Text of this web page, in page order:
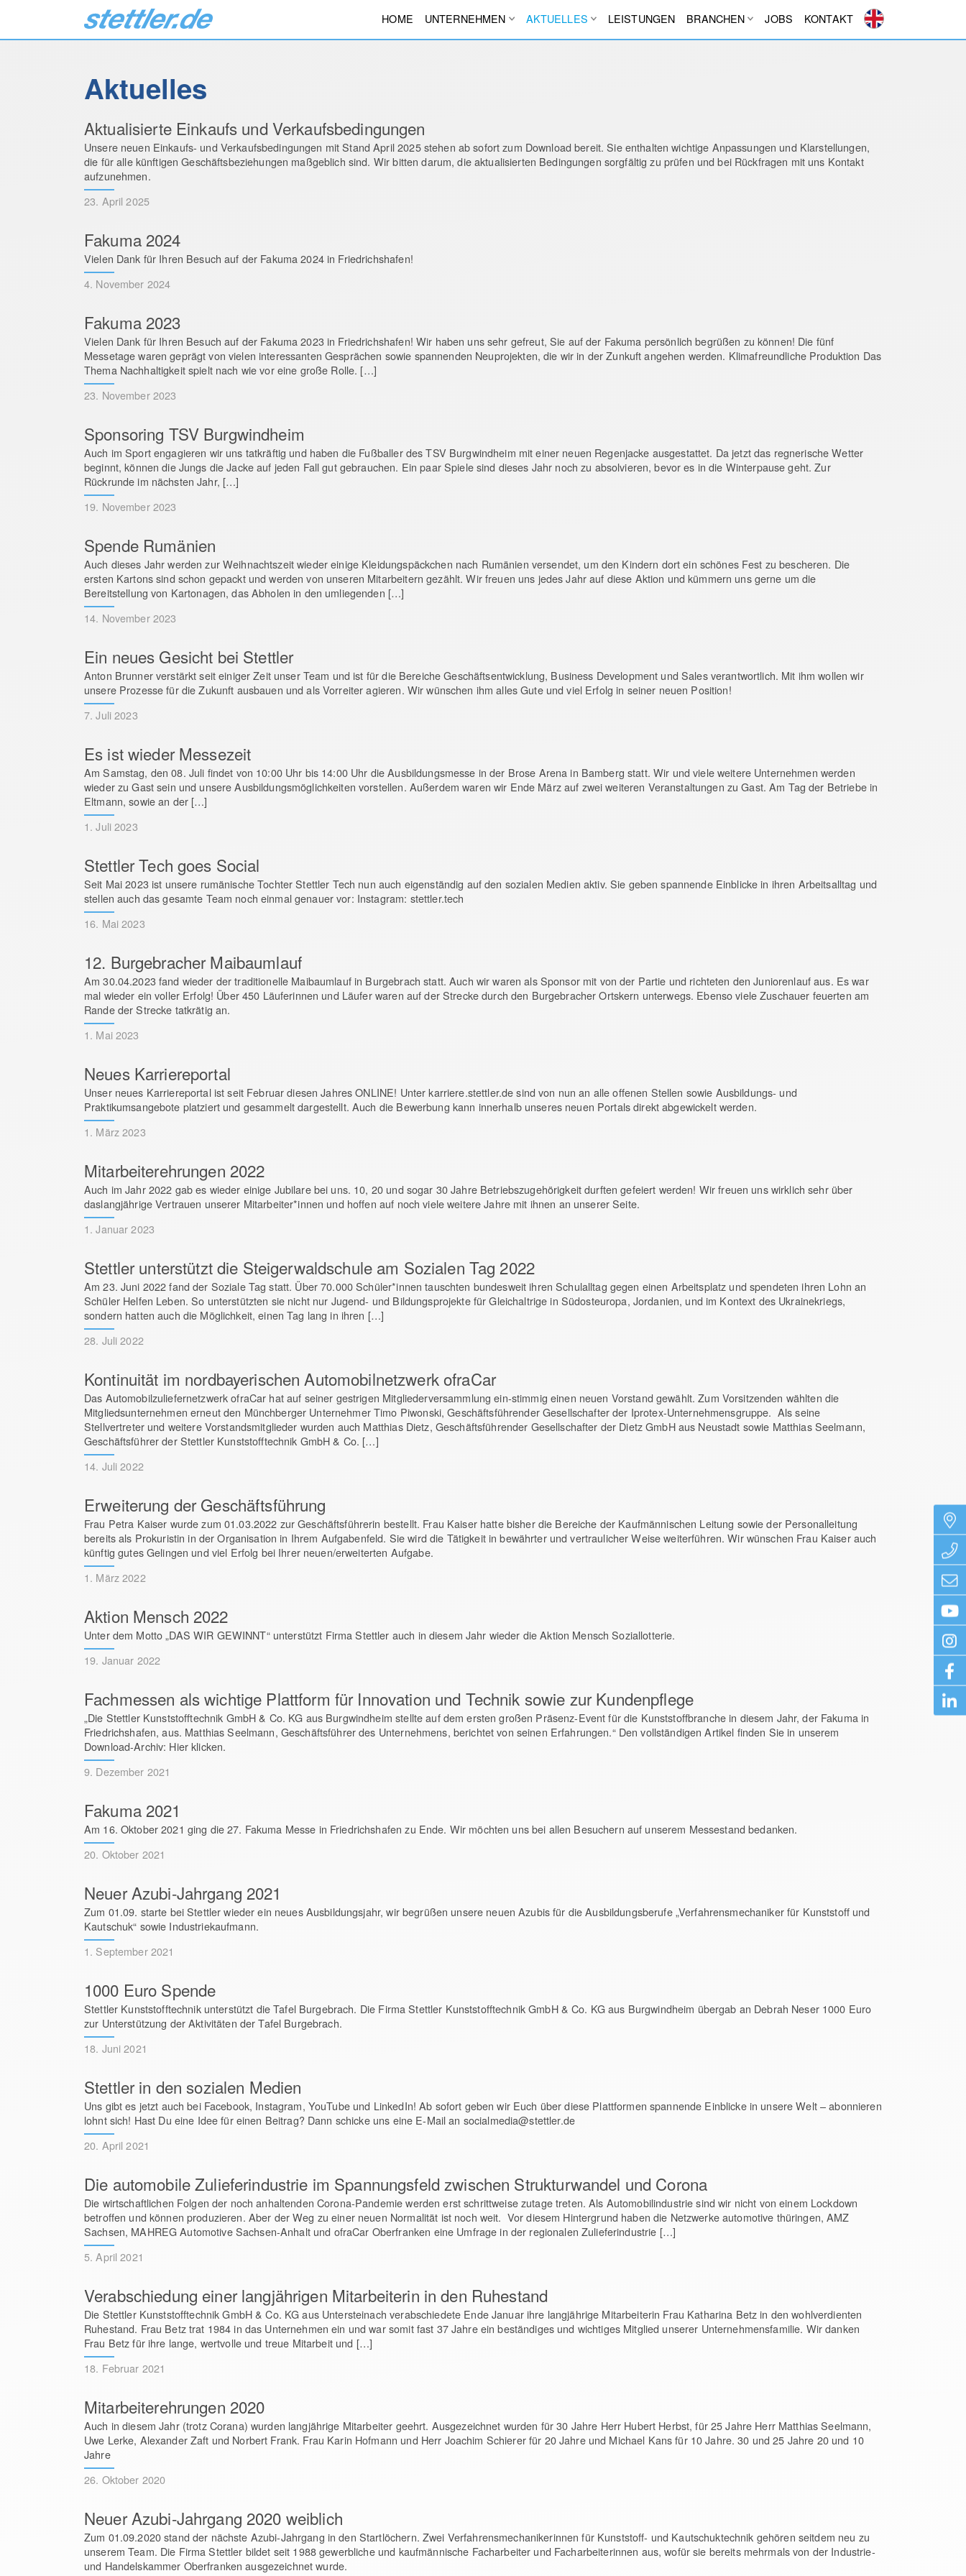
HOME UNTERNEHMEN AKTUELLES LEISTUNGEN BRANCHEN JOBS KONTAKT
Aktuelles
Aktualisierte Einkaufs und Verkaufsbedingungen
Unsere neuen Einkaufs- und Verkaufsbedingungen mit Stand April 2025 stehen ab sofort zum Download bereit. Sie enthalten wichtige Anpassungen und Klarstellungen,
die für alle künftigen Geschäftsbeziehungen maßgeblich sind. Wir bitten darum, die aktualisierten Bedingungen sorgfältig zu prüfen und bei Rückfragen mit uns Kontakt
aufzunehmen.
23. April 2025
Fakuma 2024
Vielen Dank für Ihren Besuch auf der Fakuma 2024 in Friedrichshafen!
4. November 2024
Fakuma 2023
Vielen Dank für Ihren Besuch auf der Fakuma 2023 in Friedrichshafen! Wir haben uns sehr gefreut, Sie auf der Fakuma persönlich begrüßen zu können! Die fünf
Messetage waren geprägt von vielen interessanten Gesprächen sowie spannenden Neuprojekten, die wir in der Zunkuft angehen werden. Klimafreundliche Produktion Das
Thema Nachhaltigkeit spielt nach wie vor eine große Rolle. […]
23. November 2023
Sponsoring TSV Burgwindheim
Auch im Sport engagieren wir uns tatkräftig und haben die Fußballer des TSV Burgwindheim mit einer neuen Regenjacke ausgestattet. Da jetzt das regnerische Wetter
beginnt, können die Jungs die Jacke auf jeden Fall gut gebrauchen. Ein paar Spiele sind dieses Jahr noch zu absolvieren, bevor es in die Winterpause geht. Zur
Rückrunde im nächsten Jahr, […]
19. November 2023
Spende Rumänien
Auch dieses Jahr werden zur Weihnachtszeit wieder einige Kleidungspäckchen nach Rumänien versendet, um den Kindern dort ein schönes Fest zu bescheren. Die
ersten Kartons sind schon gepackt und werden von unseren Mitarbeitern gezählt. Wir freuen uns jedes Jahr auf diese Aktion und kümmern uns gerne um die
Bereitstellung von Kartonagen, das Abholen in den umliegenden […]
14. November 2023
Ein neues Gesicht bei Stettler
Anton Brunner verstärkt seit einiger Zeit unser Team und ist für die Bereiche Geschäftsentwicklung, Business Development und Sales verantwortlich. Mit ihm wollen wir
unsere Prozesse für die Zukunft ausbauen und als Vorreiter agieren. Wir wünschen ihm alles Gute und viel Erfolg in seiner neuen Position!
7. Juli 2023
Es ist wieder Messezeit
Am Samstag, den 08. Juli findet von 10:00 Uhr bis 14:00 Uhr die Ausbildungsmesse in der Brose Arena in Bamberg statt. Wir und viele weitere Unternehmen werden
wieder zu Gast sein und unsere Ausbildungsmöglichkeiten vorstellen. Außerdem waren wir Ende März auf zwei weiteren Veranstaltungen zu Gast. Am Tag der Betriebe in
Eltmann, sowie an der […]
1. Juli 2023
Stettler Tech goes Social
Seit Mai 2023 ist unsere rumänische Tochter Stettler Tech nun auch eigenständig auf den sozialen Medien aktiv. Sie geben spannende Einblicke in ihren Arbeitsalltag und
stellen auch das gesamte Team noch einmal genauer vor: Instagram: stettler.tech
16. Mai 2023
12. Burgebracher Maibaumlauf
Am 30.04.2023 fand wieder der traditionelle Maibaumlauf in Burgebrach statt. Auch wir waren als Sponsor mit von der Partie und richteten den Juniorenlauf aus. Es war
mal wieder ein voller Erfolg! Über 450 Läuferinnen und Läufer waren auf der Strecke durch den Burgebracher Ortskern unterwegs. Ebenso viele Zuschauer feuerten am
Rande der Strecke tatkrätig an.
1. Mai 2023
Neues Karriereportal
Unser neues Karriereportal ist seit Februar diesen Jahres ONLINE! Unter karriere.stettler.de sind von nun an alle offenen Stellen sowie Ausbildungs- und
Praktikumsangebote platziert und gesammelt dargestellt. Auch die Bewerbung kann innerhalb unseres neuen Portals direkt abgewickelt werden.
1. März 2023
Mitarbeiterehrungen 2022
Auch im Jahr 2022 gab es wieder einige Jubilare bei uns. 10, 20 und sogar 30 Jahre Betriebszugehörigkeit durften gefeiert werden! Wir freuen uns wirklich sehr über
daslangjährige Vertrauen unserer Mitarbeiter*innen und hoffen auf noch viele weitere Jahre mit ihnen an unserer Seite.
1. Januar 2023
Stettler unterstützt die Steigerwaldschule am Sozialen Tag 2022
Am 23. Juni 2022 fand der Soziale Tag statt. Über 70.000 Schüler*innen tauschten bundesweit ihren Schulalltag gegen einen Arbeitsplatz und spendeten ihren Lohn an
Schüler Helfen Leben. So unterstützten sie nicht nur Jugend- und Bildungsprojekte für Gleichaltrige in Südosteuropa, Jordanien, und im Kontext des Ukrainekriegs,
sondern hatten auch die Möglichkeit, einen Tag lang in ihren […]
28. Juli 2022
Kontinuität im nordbayerischen Automobilnetzwerk ofraCar
Das Automobilzuliefernetzwerk ofraCar hat auf seiner gestrigen Mitgliederversammlung ein-stimmig einen neuen Vorstand gewählt. Zum Vorsitzenden wählten die
Mitgliedsunternehmen erneut den Münchberger Unternehmer Timo Piwonski, Geschäftsführender Gesellschafter der Iprotex-Unternehmensgruppe. Als seine
Stellvertreter und weitere Vorstandsmitglieder wurden auch Matthias Dietz, Geschäftsführender Gesellschafter der Dietz GmbH aus Neustadt sowie Matthias Seelmann,
Geschäftsführer der Stettler Kunststofftechnik GmbH & Co. […]
14. Juli 2022
Erweiterung der Geschäftsführung
Frau Petra Kaiser wurde zum 01.03.2022 zur Geschäftsführerin bestellt. Frau Kaiser hatte bisher die Bereiche der Kaufmännischen Leitung sowie der Personalleitung
bereits als Prokuristin in der Organisation in Ihrem Aufgabenfeld. Sie wird die Tätigkeit in bewährter und vertraulicher Weise weiterführen. Wir wünschen Frau Kaiser auch
künftig gutes Gelingen und viel Erfolg bei Ihrer neuen/erweiterten Aufgabe.
1. März 2022
Aktion Mensch 2022
Unter dem Motto „DAS WIR GEWINNT“ unterstützt Firma Stettler auch in diesem Jahr wieder die Aktion Mensch Soziallotterie.
19. Januar 2022
Fachmessen als wichtige Plattform für Innovation und Technik sowie zur Kundenpflege
„Die Stettler Kunststofftechnik GmbH & Co. KG aus Burgwindheim stellte auf dem ersten großen Präsenz-Event für die Kunststoffbranche in diesem Jahr, der Fakuma in
Friedrichshafen, aus. Matthias Seelmann, Geschäftsführer des Unternehmens, berichtet von seinen Erfahrungen.“ Den vollständigen Artikel finden Sie in unserem
Download-Archiv: Hier klicken.
9. Dezember 2021
Fakuma 2021
Am 16. Oktober 2021 ging die 27. Fakuma Messe in Friedrichshafen zu Ende. Wir möchten uns bei allen Besuchern auf unserem Messestand bedanken.
20. Oktober 2021
Neuer Azubi-Jahrgang 2021
Zum 01.09. starte bei Stettler wieder ein neues Ausbildungsjahr, wir begrüßen unsere neuen Azubis für die Ausbildungsberufe „Verfahrensmechaniker für Kunststoff und
Kautschuk“ sowie Industriekaufmann.
1. September 2021
1000 Euro Spende
Stettler Kunststofftechnik unterstützt die Tafel Burgebrach. Die Firma Stettler Kunststofftechnik GmbH & Co. KG aus Burgwindheim übergab an Debrah Neser 1000 Euro
zur Unterstützung der Aktivitäten der Tafel Burgebrach.
18. Juni 2021
Stettler in den sozialen Medien
Uns gibt es jetzt auch bei Facebook, Instagram, YouTube und LinkedIn! Ab sofort geben wir Euch über diese Plattformen spannende Einblicke in unsere Welt – abonnieren
lohnt sich! Hast Du eine Idee für einen Beitrag? Dann schicke uns eine E-Mail an socialmedia@stettler.de
20. April 2021
Die automobile Zulieferindustrie im Spannungsfeld zwischen Strukturwandel und Corona
Die wirtschaftlichen Folgen der noch anhaltenden Corona-Pandemie werden erst schrittweise zutage treten. Als Automobilindustrie sind wir nicht von einem Lockdown
betroffen und können produzieren. Aber der Weg zu einer neuen Normalität ist noch weit. Vor diesem Hintergrund haben die Netzwerke automotive thüringen, AMZ
Sachsen, MAHREG Automotive Sachsen-Anhalt und ofraCar Oberfranken eine Umfrage in der regionalen Zulieferindustrie […]
5. April 2021
Verabschiedung einer langjährigen Mitarbeiterin in den Ruhestand
Die Stettler Kunststofftechnik GmbH & Co. KG aus Untersteinach verabschiedete Ende Januar ihre langjährige Mitarbeiterin Frau Katharina Betz in den wohlverdienten
Ruhestand. Frau Betz trat 1984 in das Unternehmen ein und war somit fast 37 Jahre ein beständiges und wichtiges Mitglied unserer Unternehmensfamilie. Wir danken
Frau Betz für ihre lange, wertvolle und treue Mitarbeit und […]
18. Februar 2021
Mitarbeiterehrungen 2020
Auch in diesem Jahr (trotz Corana) wurden langjährige Mitarbeiter geehrt. Ausgezeichnet wurden für 30 Jahre Herr Hubert Herbst, für 25 Jahre Herr Matthias Seelmann,
Uwe Lerke, Alexander Zaft und Norbert Frank. Frau Karin Hofmann und Herr Joachim Schierer für 20 Jahre und Michael Kans für 10 Jahre. 30 und 25 Jahre 20 und 10
Jahre
26. Oktober 2020
Neuer Azubi-Jahrgang 2020 weiblich
Zum 01.09.2020 stand der nächste Azubi-Jahrgang in den Startlöchern. Zwei Verfahrensmechanikerinnen für Kunststoff- und Kautschuktechnik gehören seitdem neu zu
unserem Team. Die Firma Stettler bildet seit 1988 gewerbliche und kaufmännische Facharbeiter und Facharbeiterinnen aus, wofür sie bereits mehrmals von der Industrie-
und Handelskammer Oberfranken ausgezeichnet wurde.